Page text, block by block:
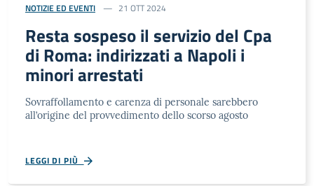
NOTIZIE ED EVENTI 21 OTT 2024
Resta sospeso il servizio del Cpa
di Roma: indirizzati a Napoli i
minori arrestati
Sovraffollamento e carenza di personale sarebbero
all’origine del provvedimento dello scorso agosto
LEGGI DI PIÙ